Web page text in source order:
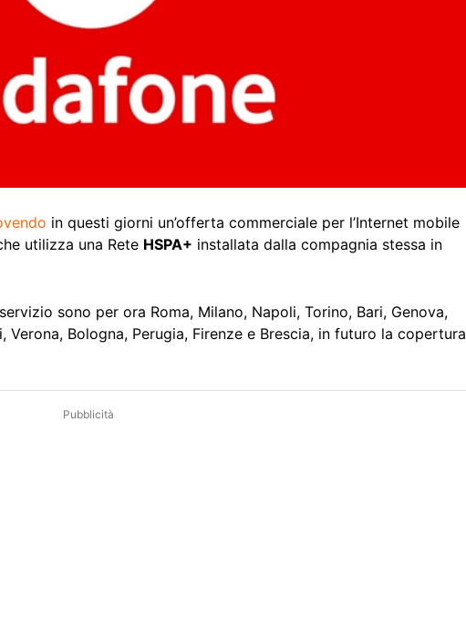
in questi giorni un’offerta commerciale per l’Internet mobile
utilizza una Rete HSPA+ installata dalla compagnia stessa in
sono per ora Roma, Milano, Napoli, Torino, Bari, Genova,
Verona, Bologna, Perugia, Firenze e Brescia, in futuro la copertura
Pubblicità